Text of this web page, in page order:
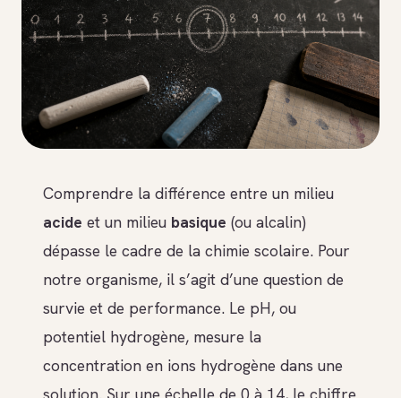
Comprendre la différence entre un milieu
acide et un milieu basique (ou alcalin)
dépasse le cadre de la chimie scolaire. Pour
notre organisme, il s’agit d’une question de
survie et de performance. Le pH, ou
potentiel hydrogène, mesure la
concentration en ions hydrogène dans une
solution. Sur une échelle de 0 à 14, le chiffre